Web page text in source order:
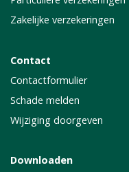
Zakelijke verzekeringen
Contact
Contactformulier
Schade melden
Wijziging doorgeven
Downloaden